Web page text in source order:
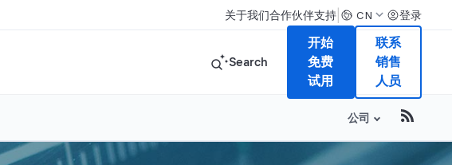
关于我们合作伙伴支持 CN 登录
Search
开始
免费
试用
联系
销售
人员
公司